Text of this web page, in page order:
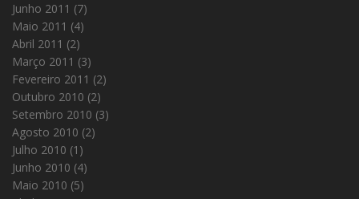
Junho 2011 (7)
Maio 2011 (4)
Abril 2011 (2)
Março 2011 (3)
Fevereiro 2011 (2)
Outubro 2010 (2)
Setembro 2010 (3)
Agosto 2010 (2)
Julho 2010 (1)
Junho 2010 (4)
Maio 2010 (5)